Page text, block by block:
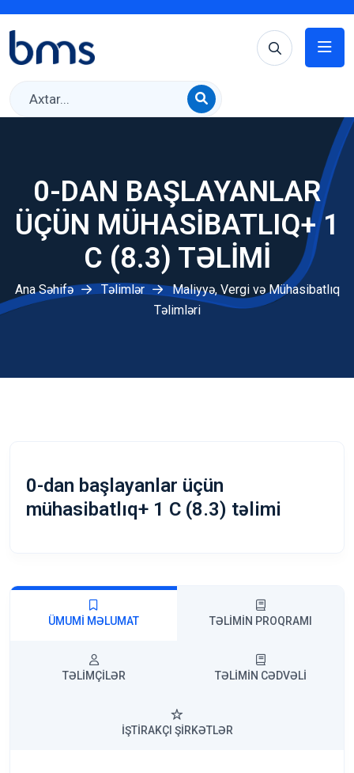
0-DAN BAŞLAYANLAR
ÜÇÜN MÜHASIBATLIQ+ 1
C (8.3) TƏLIMI
Ana Səhifə Təlimlər
Maliyyə, Vergi və Mühasibatlıq
Təlimləri
0-dan başlayanlar üçün
mühasibatlıq+ 1 C (8.3) təlimi
ÜMUMI MƏLUMAT TƏLIMIN PROQRAMI
TƏLIMÇILƏR TƏLIMIN CƏDVƏLI
İŞTIRAKÇI ŞIRKƏTLƏR